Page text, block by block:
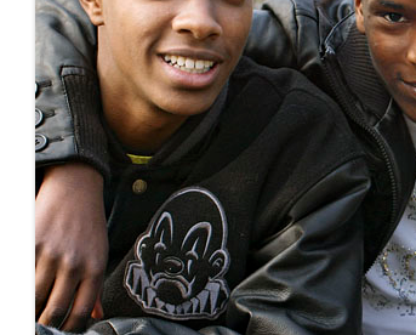
FÖRDERZENTRUM
ABGESCHLOSSENE PROJEKTE
ÄTHIOPIEN –
MÜTTER IN NOT
MUTTER-KIND-KLINIK IN
ÄTHIOPIEN —
MUTTER UND KIND
UNTERSTÜTZUNG FÜR
STRASSENKINDER